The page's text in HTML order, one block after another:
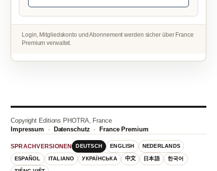
Login, Mitgliedskonto und Abonnement werden sicher über France
Premium verwaltet.
Copyright Editions PHOTRA, France
Impressum · Datenschutz · France Premium
SPRACHVERSIONEN DEUTSCH ENGLISH NEDERLANDS
ESPAÑOL ITALIANO УКРАЇНСЬКА 中文 日本語 한국어